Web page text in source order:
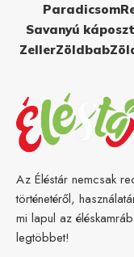
Paradicsom
Savanyú
ZellerZöldbab
Az Éléstár nemcsak
történetéről,
mi lapul az
legtöbbet!